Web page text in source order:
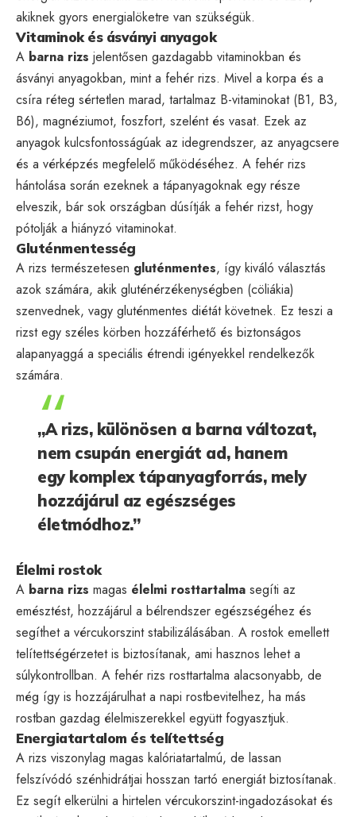
akiknek gyors energialöketre van szükségük.
Vitaminok és ásványi anyagok
A barna rizs jelentősen gazdagabb vitaminokban és
ásványi anyagokban, mint a fehér rizs. Mivel a korpa és a
csíra réteg sértetlen marad, tartalmaz B-vitaminokat (B1, B3,
B6), magnéziumot, foszfort, szelént és vasat. Ezek az
anyagok kulcsfontosságúak az idegrendszer, az anyagcsere
és a vérképzés megfelelő működéséhez. A fehér rizs
hántolása során ezeknek a tápanyagoknak egy része
elveszik, bár sok országban dúsítják a fehér rizst, hogy
pótolják a hiányzó vitaminokat.
Gluténmentesség
A rizs természetesen gluténmentes, így kiváló választás
azok számára, akik gluténérzékenységben (cöliákia)
szenvednek, vagy gluténmentes diétát követnek. Ez teszi a
rizst egy széles körben hozzáférhető és biztonságos
alapanyaggá a speciális étrendi igényekkel rendelkezők
számára.
„A rizs, különösen a barna változat,
nem csupán energiát ad, hanem
egy komplex tápanyagforrás, mely
hozzájárul az egészséges
életmódhoz.”
Élelmi rostok
A barna rizs magas élelmi rosttartalma segíti az
emésztést, hozzájárul a bélrendszer egészségéhez és
segíthet a vércukorszint stabilizálásában. A rostok emellett
telítettségérzetet is biztosítanak, ami hasznos lehet a
súlykontrollban. A fehér rizs rosttartalma alacsonyabb, de
még így is hozzájárulhat a napi rostbevitelhez, ha más
rostban gazdag élelmiszerekkel együtt fogyasztjuk.
Energiatartalom és telítettség
A rizs viszonylag magas kalóriatartalmú, de lassan
felszívódó szénhidrátjai hosszan tartó energiát biztosítanak.
Ez segít elkerülni a hirtelen vércukorszint-ingadozásokat és